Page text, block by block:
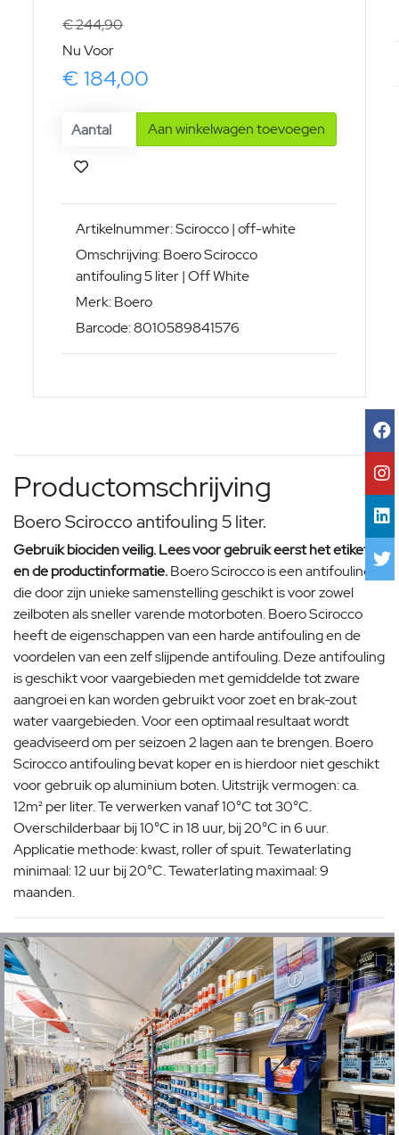
€ 244,90
Nu Voor
€ 184,00
Aan winkelwagen toevoegen
Artikelnummer: Scirocco | off-white
Omschrijving: Boero Scirocco
antifouling 5 liter | Off White
Merk: Boero
Barcode: 8010589841576
Productomschrijving
Boero Scirocco antifouling 5 liter.
Gebruik biociden veilig.Lees voor gebruik eerst het etiket
en de productinformatie.Boero Scirocco is een antifouling
die door zijn unieke samenstelling geschikt is voor zowel
zeilboten als sneller varende motorboten. Boero Scirocco
heeft de eigenschappen van een harde antifouling en de
voordelen van een zelf slijpende antifouling. Deze antifouling
is geschikt voor vaargebieden met gemiddelde tot zware
aangroei en kan worden gebruikt voor zoet en brak-zout
water vaargebieden. Voor een optimaal resultaat wordt
geadviseerd om per seizoen 2 lagen aan te brengen. Boero
Scirocco antifouling bevat koper en is hierdoor niet geschikt
voor gebruik op aluminium boten. Uitstrijk vermogen: ca.
12m² per liter. Te verwerken vanaf 10°C tot 30°C.
Overschilderbaar bij 10°C in 18 uur, bij 20°C in 6 uur.
Applicatie methode: kwast, roller of spuit. Tewaterlating
minimaal: 12 uur bij 20°C. Tewaterlating maximaal: 9
maanden.